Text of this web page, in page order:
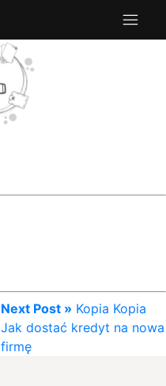
Next Post » Kopia Kopia
Jak dostać kredyt na nowa
firmę